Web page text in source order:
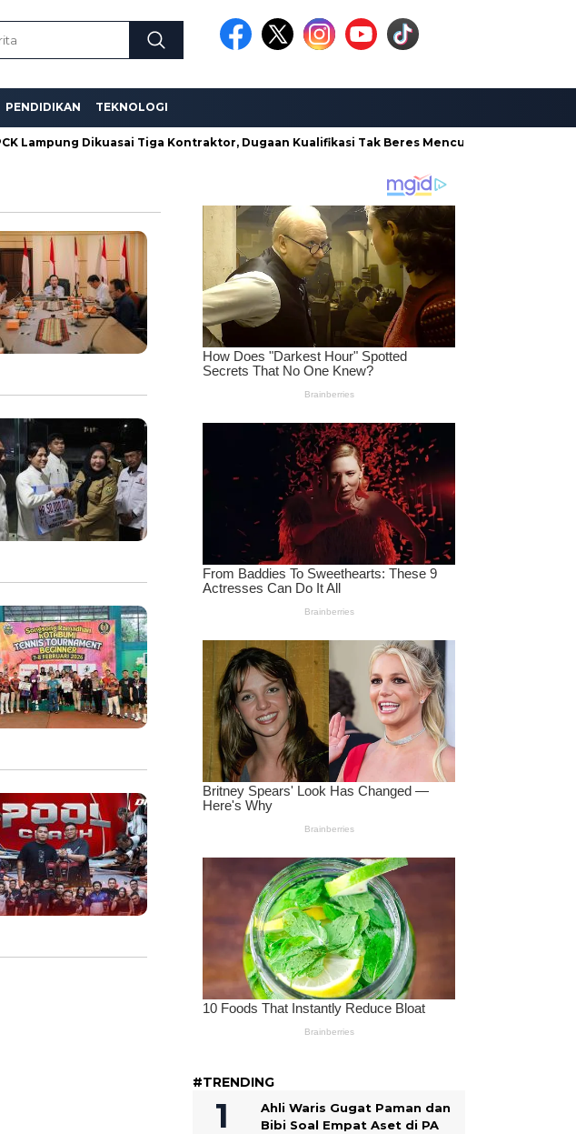
PENDIDIKAN TEKNOLOGI
Dikuasai Tiga Kontraktor, Dugaan Kualifikasi Tak Beres Mencuat
#TRENDING
Ahli Waris Gugat Paman dan
Bibi Soal Empat Aset di PA